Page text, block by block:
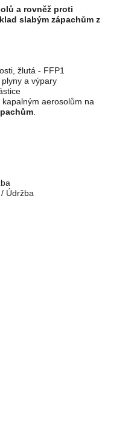
a rovněž proti
slabým zápachům z
žlutá - FFP1
a výpary
aerosolům na
.
Údržba